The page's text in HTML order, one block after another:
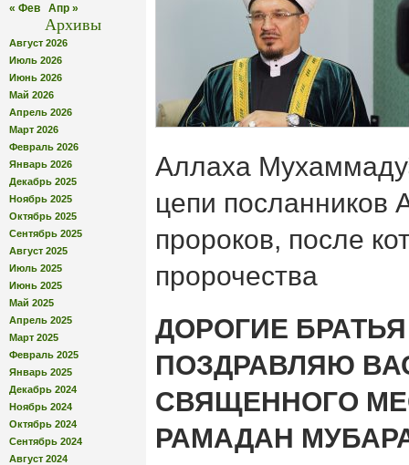
« Фев Апр »
Архивы
Август 2026
Июль 2026
Июнь 2026
Май 2026
Апрель 2026
Март 2026
Февраль 2026
Январь 2026
Декабрь 2025
Ноябрь 2025
Октябрь 2025
Сентябрь 2025
Август 2025
Июль 2025
Июнь 2025
Май 2025
Апрель 2025
Март 2025
Февраль 2025
Январь 2025
Декабрь 2024
Ноябрь 2024
Октябрь 2024
Сентябрь 2024
Август 2024
Аллаха Мухаммадуﷺ – последнему из
цепи посланников
пророков, после
пророчества
ДОРОГИЕ
ПОЗДРАВЛЯЮ
СВЯЩЕННОГО
РАМАДАН